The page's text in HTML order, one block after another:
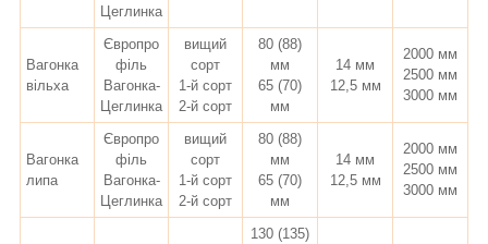
Цеглинка
Вагонка
вільха
Європро
філь
Вагонка-
Цеглинка
вищий
сорт
1-й сорт
2-й сорт
80 (88)
мм
65 (70)
мм
14 мм
12,5 мм
2000 мм
2500 мм
3000 мм
Вагонка
липа
Європро
філь
Вагонка-
Цеглинка
вищий
сорт
1-й сорт
2-й сорт
80 (88)
мм
65 (70)
мм
14 мм
12,5 мм
2000 мм
2500 мм
3000 мм
130 (135)